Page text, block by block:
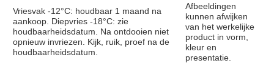
Vriesvak -12°C: houdbaar 1 maand na
aankoop. Diepvries -18°C: zie
houdbaarheidsdatum. Na ontdooien niet
opnieuw invriezen. Kijk, ruik, proef na de
houdbaarheidsdatum.
Afbeeldingen
kunnen afwijken
van het werkelijke
product in vorm,
kleur en
presentatie.